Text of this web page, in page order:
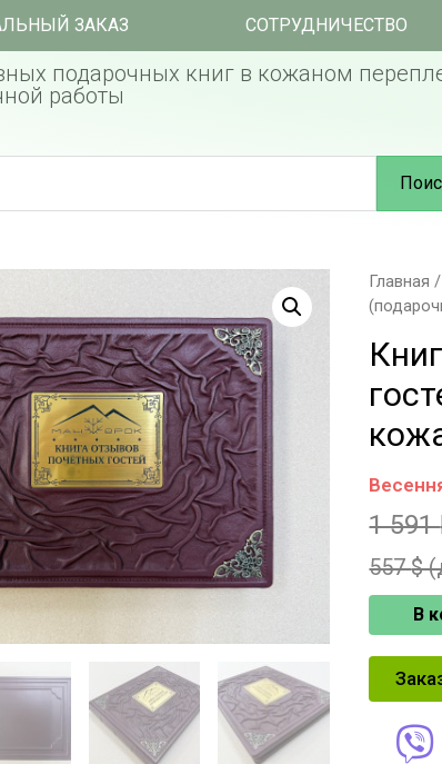
ЗАКАЗ СОТРУДНИЧЕСТВО
подарочных книг в кожаном
работы
Главная
1 591
557$
В